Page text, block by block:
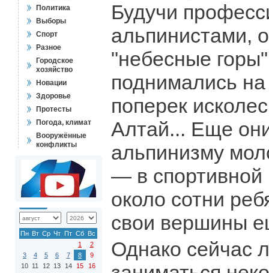
Политика
Выборы
Спорт
Разное
Городское
хозяйство
Новации
Здоровье
Протесты
Погода, климат
Вооружённые
конфликты
Пн Вт Ср Чт Пт Сб Вс
1
2
3
4 5 6 7 8
9
10 11 12 13 14 15
16
Будучи
альпинистами,
"небесные
поднимались
поперек
Алтай... Еще
альпинизму
— в спортивной
около сотни
свои вершины
Однако сейчас